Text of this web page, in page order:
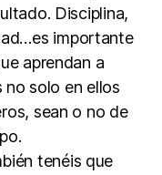
Disciplina,
importante
aprendan a
solo en ellos
sean o no de
tenéis que